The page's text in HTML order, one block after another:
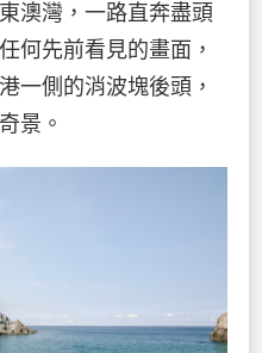
澳灣，一路直奔盡頭
何先前看見的畫面，
一側的消波塊後頭，
景。